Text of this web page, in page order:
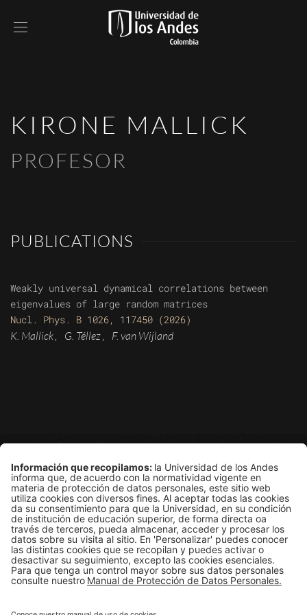
KIRONE MALLICK
PROFESOR
PUBLICATIONS
Weakly universal dynamical correlations between
eigenvalues of large random matrices
Nucl. Phys. B 1026, 117450 (2026)
K. Mallick, G. Téllez, F. van Wijland
Grupo de Física Estadística
Departamento de Física
Edificio Ip